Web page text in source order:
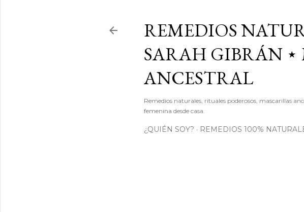
REMEDIOS
SARAH GIBRÁN ⋆
ANCESTRAL
Remedios naturales, rituales poderosos, mascarillas
femenina desde casa.
¿QUIÉN SOY? REMEDIOS 100%